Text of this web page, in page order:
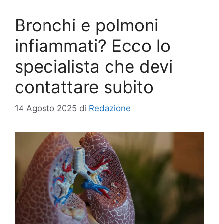
Bronchi e polmoni
infiammati? Ecco lo
specialista che devi
contattare subito
14 Agosto 2025 di Redazione